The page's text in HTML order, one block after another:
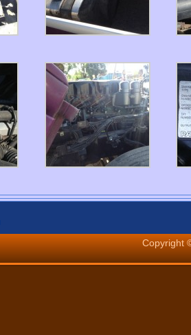
Copyright